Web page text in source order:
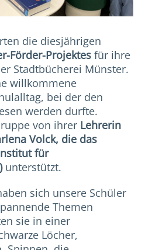
die diesjährigen
Förder-Projektes für ihre
Stadtbücherei Münster.
willkommene
bei der den
werden durfte.
von ihrer Lehrerin
Volck, die das
für
unterstützt.
sich unsere Schüler
Themen
sie in einer
Löcher,